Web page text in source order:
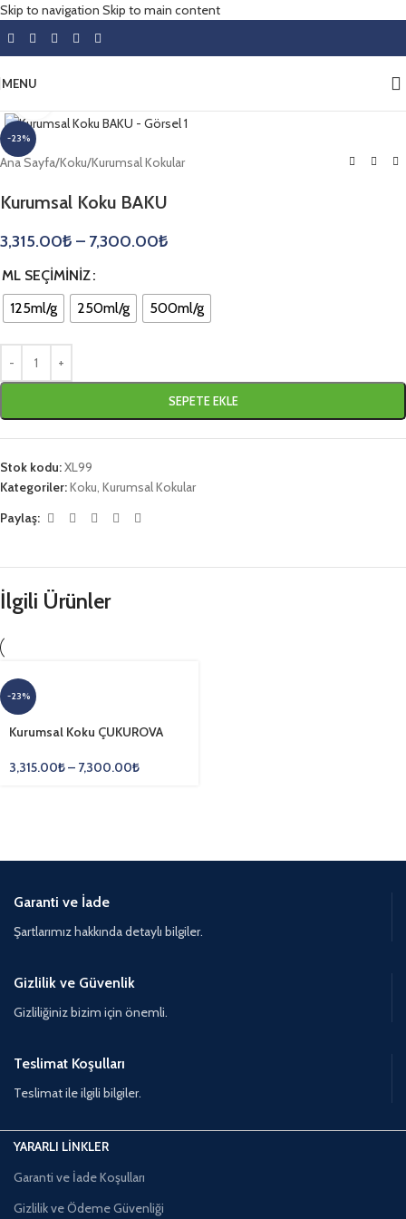
Skip to navigation Skip to main content
MENU
-23%
Ana Sayfa/Koku/Kurumsal Kokular
Kurumsal Koku BAKU
3,315.00₺ – 7,300.00₺
ML SEÇIMINIZ
125ml/g
250ml/g 500ml/g
SEPETE EKLE
Stok kodu:XL99
Kategoriler:Koku Kurumsal Kokular
Paylaş:
İlgili Ürünler
-23%
Kurumsal Koku ÇUKUROVA
3,315.00₺– 7,300.00₺
Garanti ve İade
Şartlarımız hakkında detaylı bilgiler.
Gizlilik ve Güvenlik
Gizliliğiniz bizim için önemli.
Teslimat Koşulları
Teslimat ile ilgili bilgiler.
YARARLI LİNKLER
Garanti ve İade Koşulları
Gizlilik ve Ödeme Güvenliği